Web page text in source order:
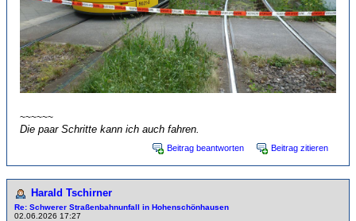
~~~~~~
Die paar Schritte kann ich auch fahren.
Beitrag beantworten Beitrag zitieren
Harald Tschirner
Re: Schwerer Straßenbahnunfall in Hohenschönhausen
02.06.2026 17:27